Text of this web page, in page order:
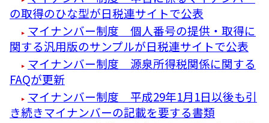
の取得のひな型が日税連サイトで公表
マイナンバー制度 個人番号の提供・取得に
関する汎用版のサンプルが日税連サイトで公表
マイナンバー制度 源泉所得税関係に関する
FAQが更新
マイナンバー制度 平成29年1月1日以後も引
き続きマイナンバーの記載を要する書類